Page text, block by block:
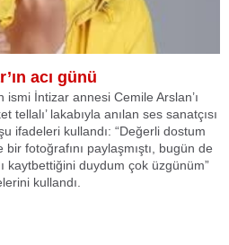
acı günü
İntizar annesi Cemile Arslan’ı
tellalı’ lakabıyla anılan ses sanatçısı
ifadeleri kullandı: “Değerli dostum
fotoğrafını paylaşmıştı, bugün de
kaytbettiğini duydum çok üzgünüm”
kullandı.